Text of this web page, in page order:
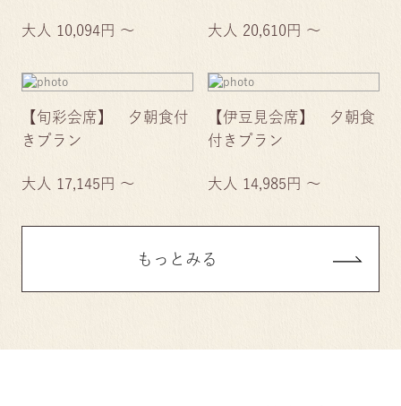
大人 10,094円 ～ 大人 20,610円 ～
【旬彩会席】 夕朝食付
きプラン
大人 17,145円 ～
【伊豆見会席】 夕朝食
付きプラン
大人 14,985円 ～
もっとみる